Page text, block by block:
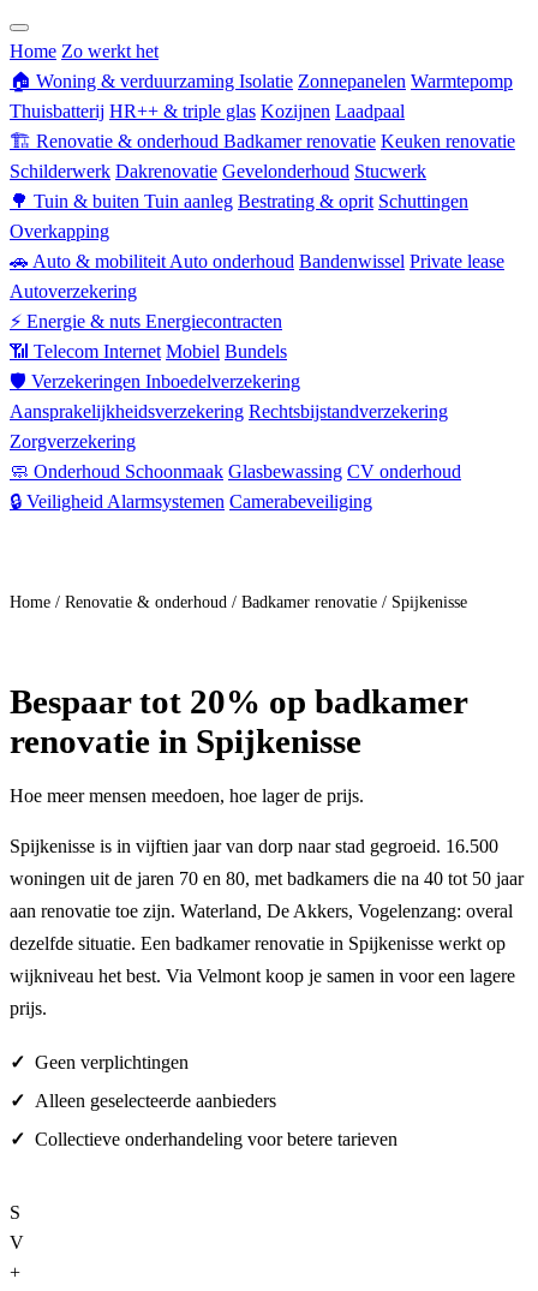
Home Zo werkt het
🏠 Woning & verduurzaming Isolatie Zonnepanelen Warmtepomp
Thuisbatterij HR++ & triple glas Kozijnen Laadpaal
🏗 Renovatie & onderhoud Badkamer renovatie Keuken renovatie
Schilderwerk Dakrenovatie Gevelonderhoud Stucwerk
🌳 Tuin & buiten Tuin aanleg Bestrating & oprit Schuttingen
Overkapping
🚗 Auto & mobiliteit Auto onderhoud Bandenwissel Private lease
Autoverzekering
⚡ Energie & nuts Energiecontracten
📶 Telecom Internet Mobiel Bundels
🛡 Verzekeringen Inboedelverzekering
Aansprakelijkheidsverzekering Rechtsbijstandverzekering
Zorgverzekering
🧼 Onderhoud Schoonmaak Glasbewassing CV onderhoud
🔒 Veiligheid Alarmsystemen Camerabeveiliging
Home / Renovatie & onderhoud / Badkamer renovatie / Spijkenisse
Bespaartot 20% op badkamer
renovatie in Spijkenisse
Hoe meer mensen meedoen, hoe lager de prijs.
Spijkenisse is in vijftien jaar van dorp naar stad gegroeid. 16.500
woningen uit de jaren 70 en 80, met badkamers die na 40 tot 50 jaar
aan renovatie toe zijn. Waterland, De Akkers, Vogelenzang: overal
dezelfde situatie. Een badkamer renovatie in Spijkenisse werkt op
wijkniveau het best. Via Velmont koop je samen in voor een lagere
prijs.
Geen verplichtingen
Alleen geselecteerde aanbieders
Collectieve onderhandeling voor betere tarieven
S
V
+